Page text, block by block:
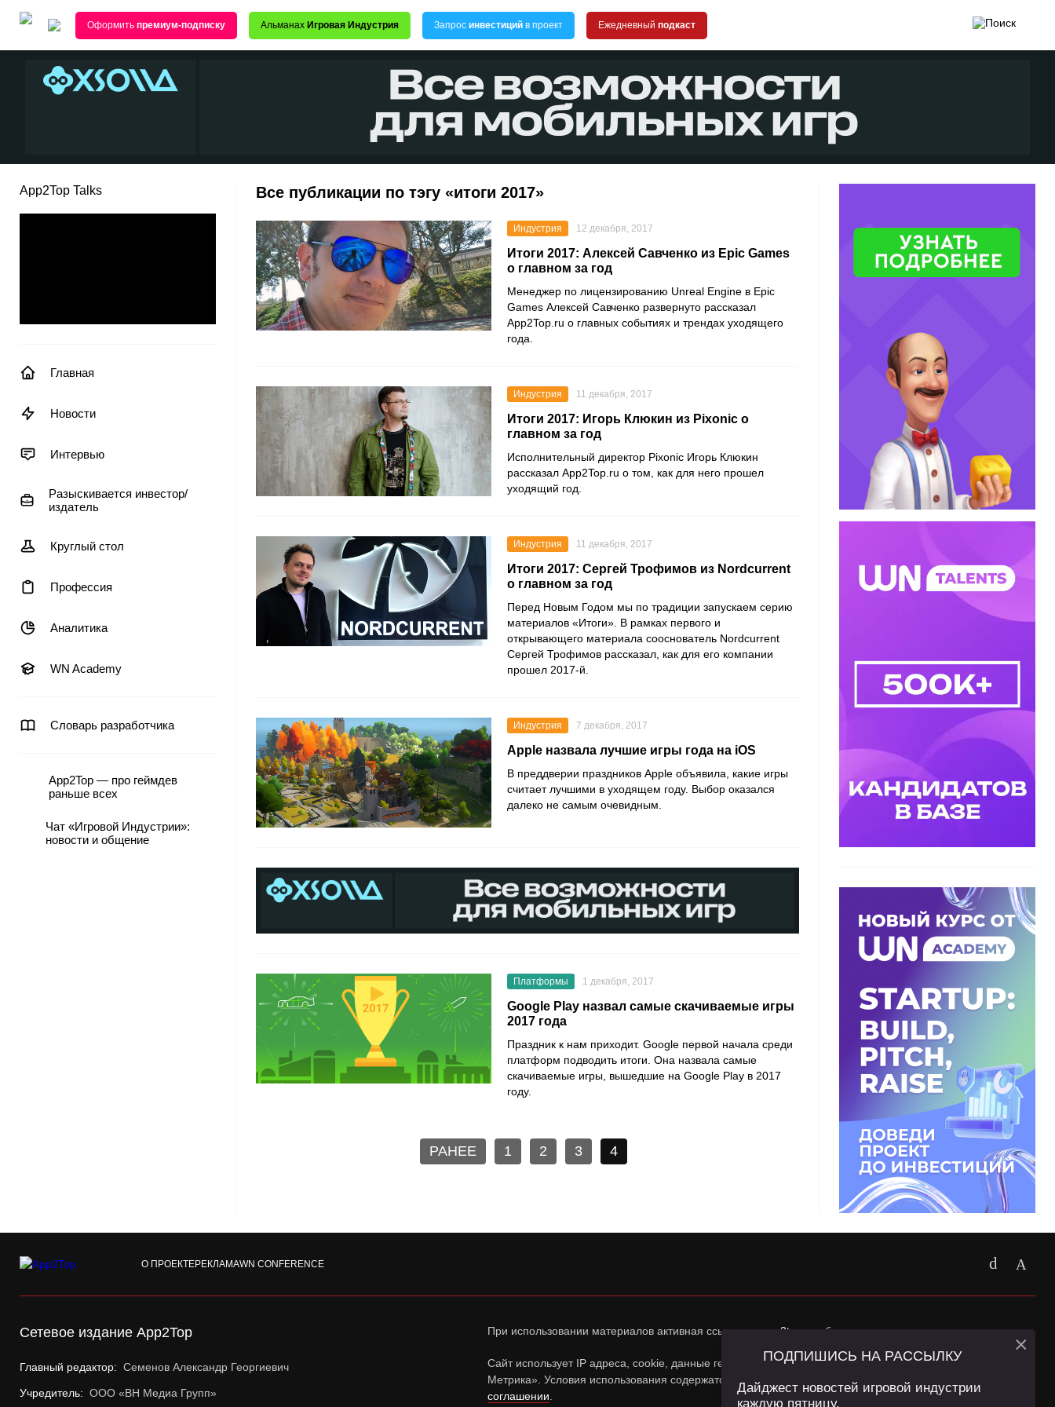
Оформить премиум-подписку Альманах Игровая Индустрия Запрос инвестиций в проект Ежедневный подкаст
App2Top Talks
Главная
Новости
Интервью
Разыскивается инвестор/
издатель
Круглый стол
Профессия
Аналитика
WN Academy
Словарь разработчика
App2Top — про геймдев
раньше всех
Чат «Игровой Индустрии»:
новости и общение
Все публикации по тэгу «итоги 2017»
Индустрия 12 декабря, 2017
Итоги 2017: Алексей Савченко из Epic Games
о главном за год
Менеджер по лицензированию Unreal Engine в Epic
Games Алексей Савченко развернуто рассказал
App2Top.ru о главных событиях и трендах уходящего
года.
Индустрия 11 декабря, 2017
Итоги 2017: Игорь Клюкин из Pixonic о
главном за год
Исполнительный директор Pixonic Игорь Клюкин
рассказал App2Top.ru о том, как для него прошел
уходящий год.
Индустрия 11 декабря, 2017
Итоги 2017: Сергей Трофимов из Nordcurrent
о главном за год
Перед Новым Годом мы по традиции запускаем серию
материалов «Итоги». В рамках первого и
открывающего материала сооснователь Nordcurrent
Сергей Трофимов рассказал, как для его компании
прошел 2017-й.
Индустрия 7 декабря, 2017
Apple назвала лучшие игры года на iOS
В преддверии праздников Apple объявила, какие игры
считает лучшими в уходящем году. Выбор оказался
далеко не самым очевидным.
Платформы 1 декабря, 2017
Google Play назвал самые скачиваемые игры
2017 года
Праздник к нам приходит. Google первой начала среди
платформ подводить итоги. Она назвала самые
скачиваемые игры, вышедшие на Google Play в 2017
году.
РАНЕЕ 1 2 3 4
О ПРОЕКТЕРЕКЛАМАWN CONFERENCE
Сетевое издание App2Top
Главный редактор: Семенов Александр Георгиевич
Учредитель: ООО «ВН Медиа Групп»
При использовании материалов активная ссылка наapp2top.ruобязательна.
Сайт использует IP адреса, cookie, данные геолокации Пользователей сайта и сервис «Яндекс
Метрика». Условия использования содержатся в
Политике конфиденциальностии
соглашении
ПОДПИШИСЬ НА РАССЫЛКУ
Дайджест новостей игровой индустрии
каждую пятницу.
×